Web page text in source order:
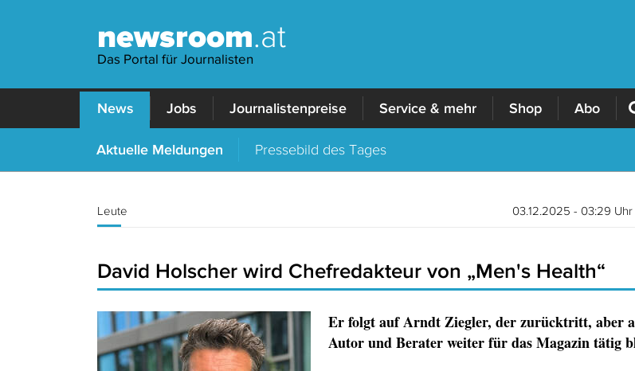
newsroom.at
Das Portal für Journalisten
News Jobs Journalistenpreise Service & mehr Shop Abo
Aktuelle Meldungen Pressebild des Tages
Leute 03.12.2025 - 03:29 Uhr
David Holscher wird Chefredakteur von „Men's Health“
Er folgt auf Arndt Ziegler, der zurücktritt, aber
Autor und Berater weiter für das Magazin tätig